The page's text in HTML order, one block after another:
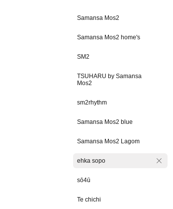
Samansa Mos2
Samansa Mos2 home's
SM2
TSUHARU by Samansa
Mos2
sm2rhythm
Samansa Mos2 blue
Samansa Mos2 Lagom
ehka sopo
sō4ū
Te chichi